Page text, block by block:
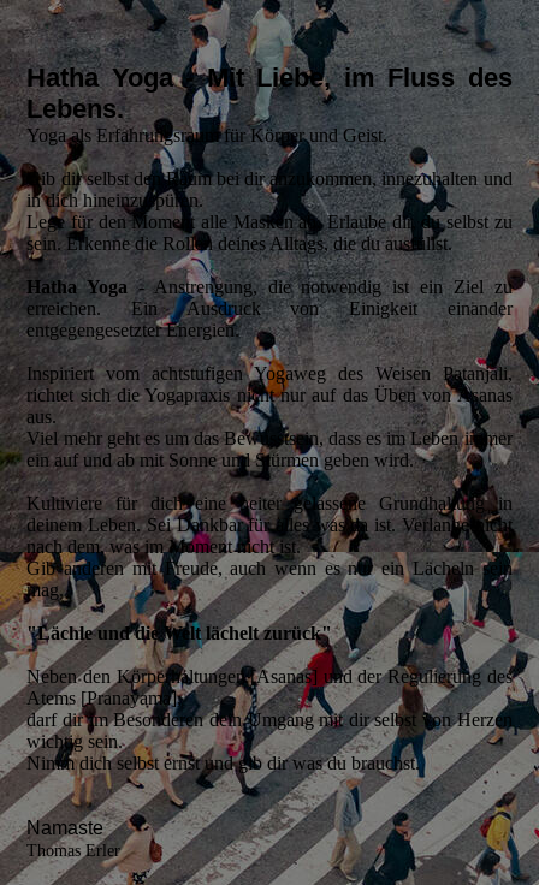
Hatha Yoga - Mit Liebe, im Fluss des
Lebens.
Yoga als Erfahrungsraum für Körper und Geist.
Gib dir selbst den Raum bei dir anzukommen, innezuhalten und
in dich hineinzuspüren.
Lege für den Moment alle Masken ab. Erlaube dir, du selbst zu
sein. Erkenne die Rollen deines Alltags, die du ausfüllst.
Hatha Yoga - Anstrengung, die notwendig ist ein Ziel zu
erreichen. Ein Ausdruck von Einigkeit einander
entgegengesetzter Energien.
Inspiriert vom achtstufigen Yogaweg des Weisen Patanjali,
richtet sich die Yogapraxis nicht nur auf das Üben von Asanas
aus.
Viel mehr geht es um das Bewusstsein, dass es im Leben immer
ein auf und ab mit Sonne und Stürmen geben wird.
Kultiviere für dich eine heiter gelassene Grundhaltung in
deinem Leben. Sei Dankbar für alles was da ist. Verlange nicht
nach dem, was im Moment nicht ist.
Gib anderen mit Freude, auch wenn es nur ein Lächeln sein
mag.
"Lächle und die Welt lächelt zurück"
Neben den Körperhaltungen [Asanas] und der Regulierung des
Atems [Pranayama],
darf dir im Besonderen dein Umgang mit dir selbst von Herzen
wichtig sein.
Nimm dich selbst ernst und gib dir was du brauchst.
Namaste
Thomas Erler